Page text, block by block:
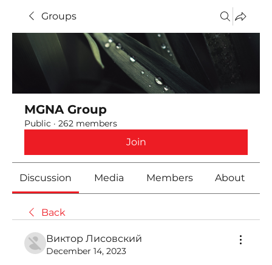
Groups
MGNA Group
Public · 262 members
Join
Discussion Media Members About
Back
Виктор Лисовский
December 14, 2023